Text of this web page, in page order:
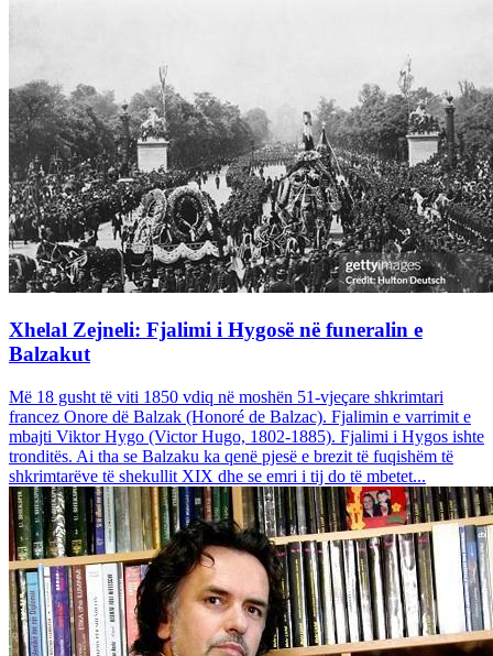
Xhelal Zejneli: Fjalimi i Hygosë në funeralin e
Balzakut
Më 18 gusht të viti 1850 vdiq në moshën 51-vjeçare shkrimtari
francez Onore dë Balzak (Honoré de Balzac). Fjalimin e varrimit e
mbajti Viktor Hygo (Victor Hugo, 1802-1885). Fjalimi i Hygos ishte
tronditës. Ai tha se Balzaku ka qenë pjesë e brezit të fuqishëm të
shkrimtarëve të shekullit XIX dhe se emri i tij do të mbetet...